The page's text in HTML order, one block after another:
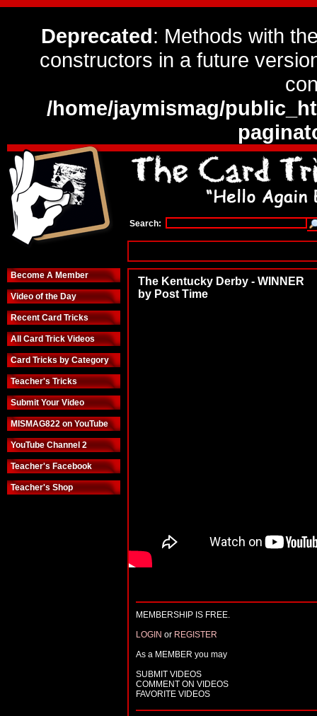
Deprecated: Methods with
constructors in a future
/home/jaymismag/
Search:
Become A Member
Video of the Day
Recent Card Tricks
All Card Trick Videos
Card Tricks by Category
Teacher's Tricks
Submit Your Video
MISMAG822 on YouTube
YouTube Channel 2
Teacher's Facebook
Teacher's Shop
The Kentucky Derby - WINNER
by Post Time
MEMBERSHIP IS FREE.
LOGIN or REGISTER
As a MEMBER you may
SUBMIT VIDEOS
COMMENT ON VIDEOS
FAVORITE VIDEOS